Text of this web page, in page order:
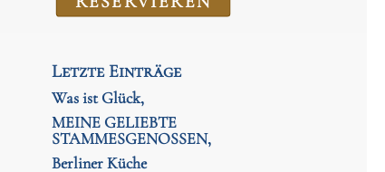
Letzte Einträge
Was ist Glück,
MEINE GELIEBTE
STAMMESGENOSSEN,
Berliner Küche